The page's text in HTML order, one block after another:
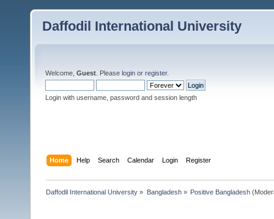
Daffodil International University
Welcome, Guest . Please login or register.
Login with username, password and session length
Home Help Search Calendar Login Register
Daffodil International University » Bangladesh» Positive Bangladesh